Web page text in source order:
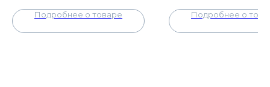
Подробнее о товаре Подробнее о